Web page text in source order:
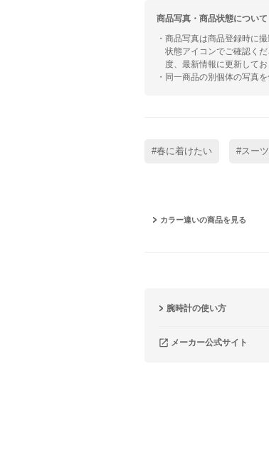
商品写真・商品状態について
・商品写真は商品登録時に
状態アイコンでご確認く
度、最新情報に更新してお
・同一商品の別個体の写真
#春に着けたい #スー
カラー違いの商品を見る
腕時計の使い方
メーカー公式サイト